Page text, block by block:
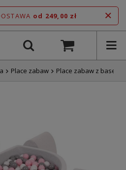
od 249,00 zł
Place zabaw Place zabaw z